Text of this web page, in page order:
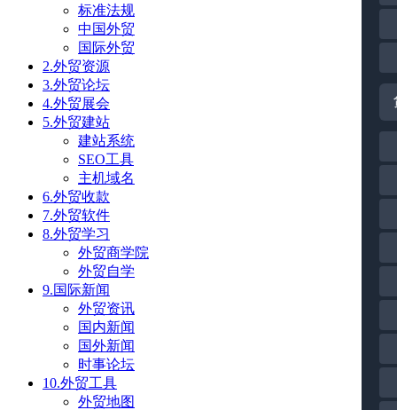
标准法规
中国外贸
国际外贸
2.外贸资源
3.外贸论坛
4.外贸展会
5.外贸建站
建站系统
SEO工具
主机域名
6.外贸收款
7.外贸软件
8.外贸学习
外贸商学院
外贸自学
9.国际新闻
外贸资讯
国内新闻
国外新闻
时事论坛
10.外贸工具
外贸地图